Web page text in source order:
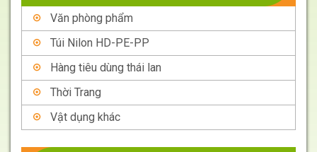
Văn phòng phẩm
Túi Nilon HD-PE-PP
Hàng tiêu dùng thái lan
Thời Trang
Vật dụng khác